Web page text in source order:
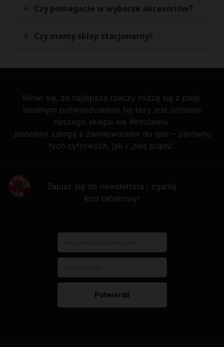
+ Czy pomagacie w wyborze akcesoriów?
+ Czy mamy sklep stacjonarny?
Mówi się, że najlepsze rzeczy rodzą się z pasji.
Idealnym potwierdzeniem tej tezy jest istnienie
naszego sklepu we Wrocławiu.
Jesteśmy załogą z zamiłowaniem do gier – zarówno
tych cyfrowych, jak i „bez prądu”.
Zapisz się do newslettera i zgarnij
kod rabatowy!